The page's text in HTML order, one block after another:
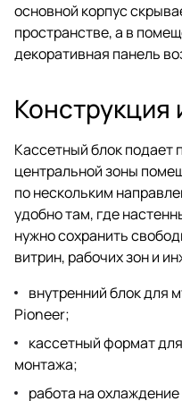
основной корпус
пространстве, а в
декоративная панель
Конструкция
Кассетный блок подает
центральной зоны
по нескольким
удобно там, где
нужно сохранить
витрин, рабочих зон и
внутренний блок для
Pioneer;
кассетный формат
монтажа;
работа на